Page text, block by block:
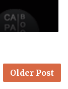
Older Post